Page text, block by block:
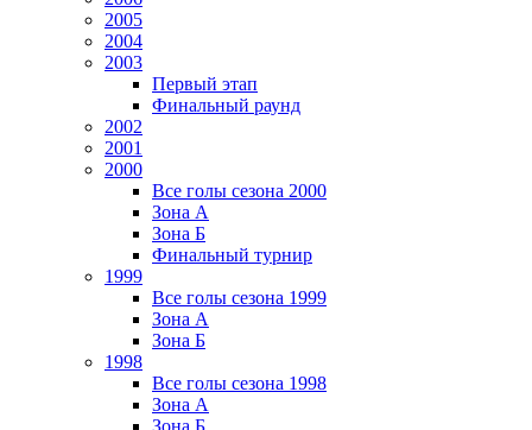
2005
2004
2003
Первый этап
Финальный раунд
2002
2001
2000
Все голы сезона 2000
Зона А
Зона Б
Финальный турнир
1999
Все голы сезона 1999
Зона А
Зона Б
1998
Все голы сезона 1998
Зона А
Зона Б